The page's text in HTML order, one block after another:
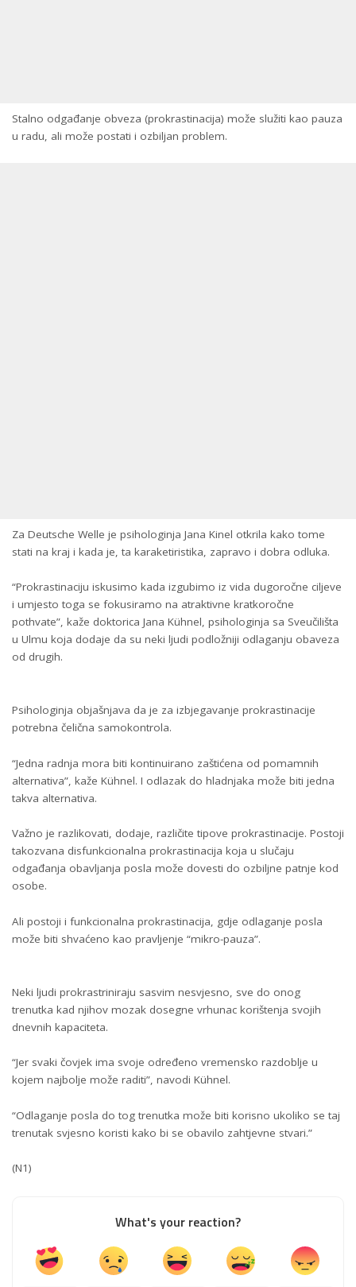
Stalno odgađanje obveza (prokrastinacija) može služiti kao pauza
u radu, ali može postati i ozbiljan problem.
Za Deutsche Welle je psihologinja Jana Kinel otkrila kako tome
stati na kraj i kada je, ta karaketiristika, zapravo i dobra odluka.
“Prokrastinaciju iskusimo kada izgubimo iz vida dugoročne ciljeve
i umjesto toga se fokusiramo na atraktivne kratkoročne
pothvate”, kaže doktorica Jana Kühnel, psihologinja sa Sveučilišta
u Ulmu koja dodaje da su neki ljudi podložniji odlaganju obaveza
od drugih.
Psihologinja objašnjava da je za izbjegavanje prokrastinacije
potrebna čelična samokontrola.
“Jedna radnja mora biti kontinuirano zaštićena od pomamnih
alternativa”, kaže Kühnel. I odlazak do hladnjaka može biti jedna
takva alternativa.
Važno je razlikovati, dodaje, različite tipove prokrastinacije. Postoji
takozvana disfunkcionalna prokrastinacija koja u slučaju
odgađanja obavljanja posla može dovesti do ozbiljne patnje kod
osobe.
Ali postoji i funkcionalna prokrastinacija, gdje odlaganje posla
može biti shvaćeno kao pravljenje “mikro-pauza”.
Neki ljudi prokrastriniraju sasvim nesvjesno, sve do onog
trenutka kad njihov mozak dosegne vrhunac korištenja svojih
dnevnih kapaciteta.
“Jer svaki čovjek ima svoje određeno vremensko razdoblje u
kojem najbolje može raditi”, navodi Kühnel.
“Odlaganje posla do tog trenutka može biti korisno ukoliko se taj
trenutak svjesno koristi kako bi se obavilo zahtjevne stvari.”
(N1)
What's your reaction?